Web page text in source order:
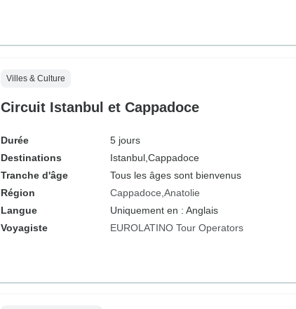
Villes & Culture
Circuit Istanbul et Cappadoce
Durée
5 jours
Destinations
Istanbul, Cappadoce
Tranche d'âge
Tous les âges sont bienvenus
Région
Cappadoce Anatolie
Langue
Uniquement en : Anglais
Voyagiste
EUROLATINO Tour Operators